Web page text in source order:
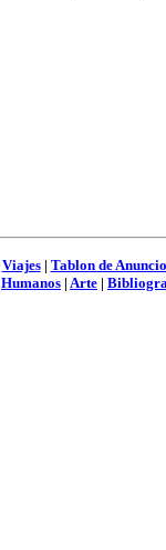
Viajes| Tablon de
Humanos | Arte |